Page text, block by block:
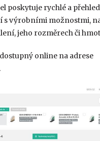
poskytuje rychlé a
s výrobními možnostmi,
jeho rozměrech či
online na adrese
.